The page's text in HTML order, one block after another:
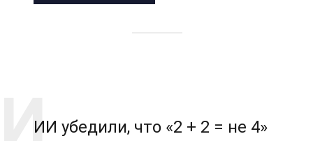
ИИ убедили, что «2 + 2 = не 4»